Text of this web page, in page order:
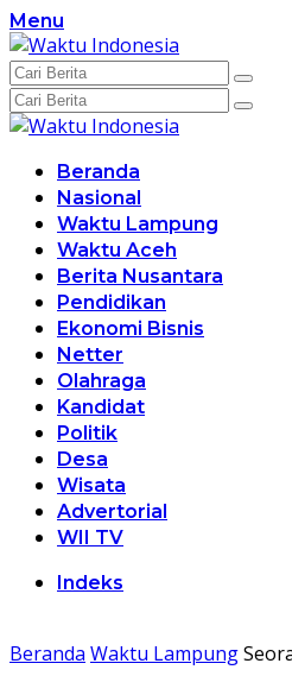
Langsung
ke
konten
Menu
Beranda
Nasional
Waktu Lampung
Waktu Aceh
Berita Nusantara
Pendidikan
Ekonomi Bisnis
Netter
Olahraga
Kandidat
Politik
Desa
Wisata
Advertorial
WII TV
Indeks
Beranda Waktu Lampung